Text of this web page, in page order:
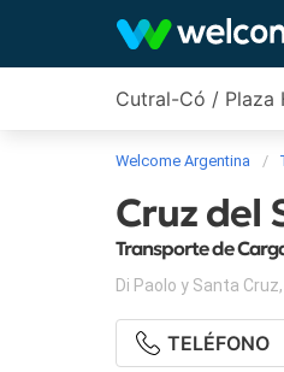
Cutral-Có / Plaza
Welcome Argentina
Cruz del
Transporte de
Di Paolo y Santa Cruz,
TELÉFONO